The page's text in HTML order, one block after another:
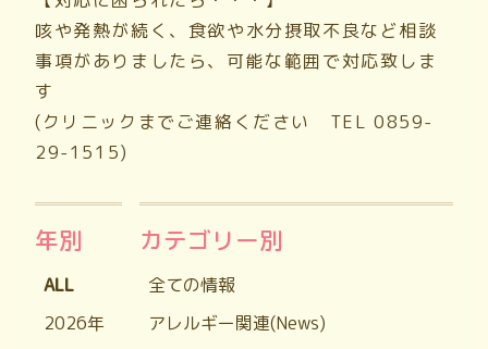
咳や発熱が続く、食欲や水分摂取不良など相談
事項がありましたら、可能な範囲で対応致しま
す
(クリニックまでご連絡ください TEL 0859-
29-1515)
年別
ALL
2026年
カテゴリー別
全ての情報
アレルギー関連(News)